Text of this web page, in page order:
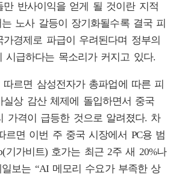
만 반사이익을 얻게 될 것이란 지적
노사 갈등이 장기화될수록 결국 피
경제로 파급이 우려된다며 정부의
시급하다는 목소리가 커지고 있다.
르면 삼성전자가 총파업에 따른 피
상 감산 체제에 돌입하면서 중국
가격이 급등한 것으로 알려졌다. 차
르면 이번 주 중국 시장에서 PC용 범
기가비트) 호가는 최근 2주 새 20%나
보는 “AI 메모리 수요가 부족한 상